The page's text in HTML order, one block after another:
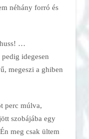
néhány forró és
…
idegesen
megeszi a ghiben
perc múlva,
szobájába egy
meg csak ültem